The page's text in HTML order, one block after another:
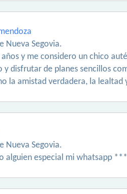
Nueva Segovia.
y me considero un chico
disfrutar de planes sencillos
la amistad verdadera, la
Nueva Segovia.
alguien especial mi whatsapp